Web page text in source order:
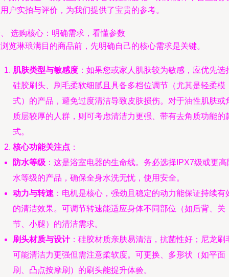
户实拍与评价，为我们提供了宝贵的参考。
选购核心：明确需求，看懂参数
览琳琅满目的商品前，先明确自己的核心需求是关键。
肌肤类型与敏感度 ：如果您或家人肌肤较为敏感，应优先选
硅胶刷头、刷毛柔软细腻且具备多档位调节（尤其是轻柔模
式）的产品，避免过度清洁导致皮肤损伤。对于油性肌肤或
质层较厚的人群，则可考虑清洁力更强、带有去角质功能的
式。
核心功能关注点 ：
防水等级 ：这是浴室电器的生命线。务必选择IPX7级或更高
水等级的产品，确保全身水洗无忧，使用安全。
动力与转速 ：电机是核心，强劲且稳定的动力能保证持续有
的清洁效果。可调节转速能适应身体不同部位（如后背、关
节、小腿）的清洁需求。
刷头材质与设计：硅胶材质亲肤易清洁，抗菌性好；尼龙刷
可能清洁力更强但需注意柔软度。可更换、多形状（如平面
刷、凸点按摩刷）的刷头能提升体验。